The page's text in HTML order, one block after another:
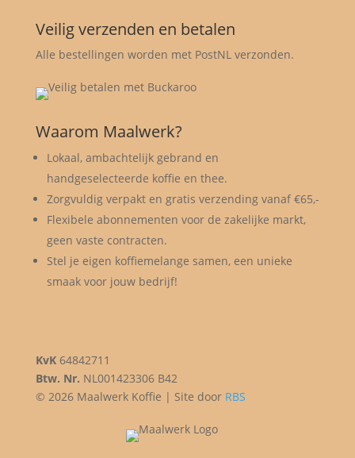
Veilig verzenden en betalen
Alle bestellingen worden met PostNL verzonden.
Waarom Maalwerk?
Lokaal, ambachtelijk gebrand en
handgeselecteerde koffie en thee.
Zorgvuldig verpakt en gratis verzending vanaf €65,-
Flexibele abonnementen voor de zakelijke markt,
geen vaste contracten.
Stel je eigen koffiemelange samen, een unieke
smaak voor jouw bedrijf!
KvK64842711
Btw. Nr. NL001423306 B42
© 2026 Maalwerk Koffie | Site door RBS